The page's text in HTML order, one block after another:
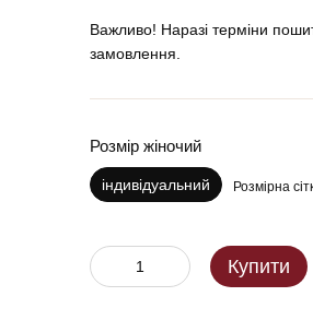
Важливо! Наразі терміни
замовлення.
Розмір жіночий
індивідуальний Розмірна
Купити